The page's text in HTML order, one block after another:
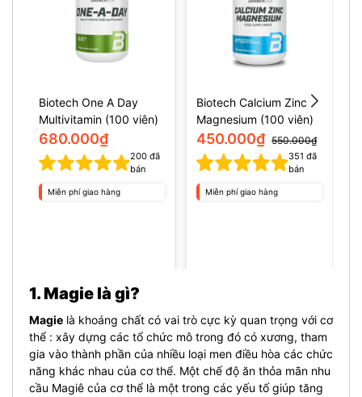
Biotech One A Day
Multivitamin (100 viên)
680.000₫
200 đã
bán
Miễn phí giao hàng
Biotech Calcium Zinc
Magnesium (100 viên)
450.000₫ 550.000₫
351 đã
bán
Miễn phí giao hàng
1. Magie là gì?
Magie là khoáng chất có vai trò cực kỳ quan trọng với cơ
thể : xây dựng các tổ chức mô trong đó có xương, tham
gia vào thành phần của nhiều loại men điều hòa các chức
năng khác nhau của cơ thể. Một chế độ ăn thỏa mãn nhu
cầu Magiê của cơ thể là một trong các yếu tố giúp tăng